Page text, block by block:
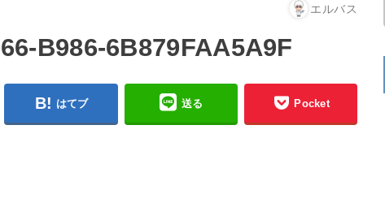
エルバス
B986-6B879FAA5A9F
はてブ 送る Pocket